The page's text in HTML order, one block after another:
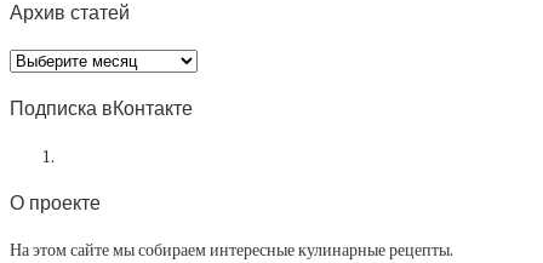
Архив статей
Архив
статей
Подписка вКонтакте
О проекте
На этом сайте мы собираем интересные кулинарные рецепты.